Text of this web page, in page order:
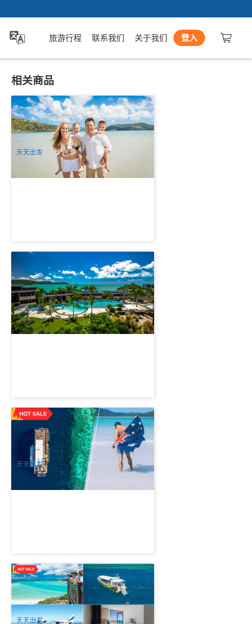
旅游行程 联系我们 关于我们 登入
相关商品
白天堂沙滩+汉密尔顿岛巡航一日游
(Whitehaven Beach and Hamilton
Island)
2k 已预订
221.00
天天出发
网美首选 | 圣灵群岛梦幻度假村4天3晚(大
堡礁+白天堂+4.5星Mirage Whitsundays
海景公寓套餐)
1.2k 已预订
AUD $845.00
PPP07153
天天出发
礁岛必选套餐 | 圣灵群岛白天堂+大堡礁
1.5日游 | 艾尔利滩/汉密尔顿岛出发
1k 已预订
AUD $410.00 $420.00
PPP07032
天天出发
轻奢全览 | 圣灵群岛梦幻度假村4天3晚上
天下海套餐(双礁快艇套餐+小飞机+4.5星
海景房)(Mirage Whitsundays)
364 已预订
AUD $1,459.00 $1,605.00
PPP07168
天天出发